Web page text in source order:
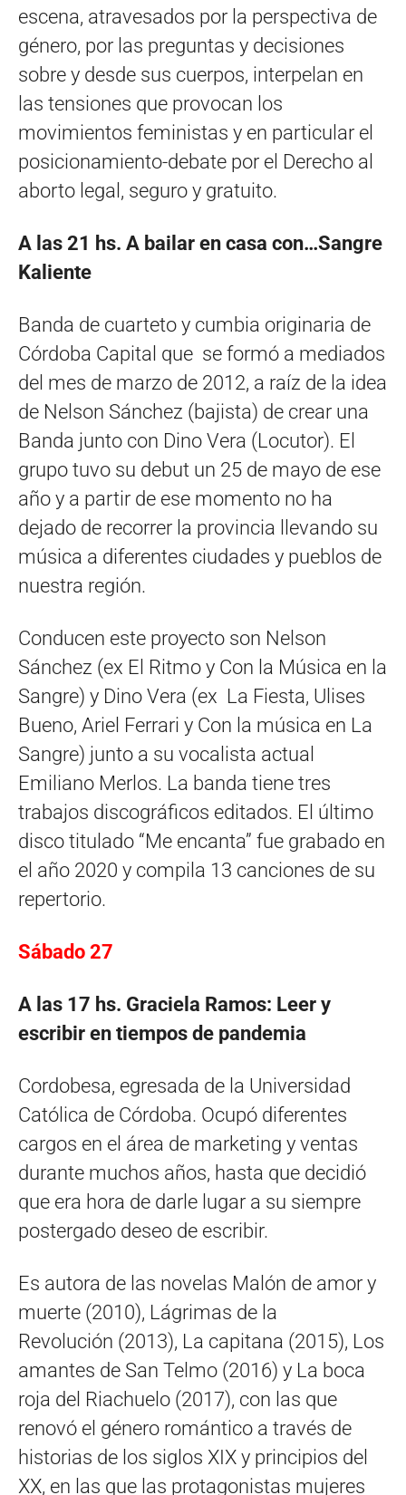
escena, atravesados por la perspectiva de
género, por las preguntas y decisiones
sobre y desde sus cuerpos, interpelan en
las tensiones que provocan los
movimientos feministas y en particular el
posicionamiento-debate por el Derecho al
aborto legal, seguro y gratuito.
A las 21 hs. A bailar en casa con…Sangre
Kaliente
Banda de cuarteto y cumbia originaria de
Córdoba Capital que se formó a mediados
del mes de marzo de 2012, a raíz de la idea
de Nelson Sánchez (bajista) de crear una
Banda junto con Dino Vera (Locutor). El
grupo tuvo su debut un 25 de mayo de ese
año y a partir de ese momento no ha
dejado de recorrer la provincia llevando su
música a diferentes ciudades y pueblos de
nuestra región.
Conducen este proyecto son Nelson
Sánchez (ex El Ritmo y Con la Música en la
Sangre) y Dino Vera (ex La Fiesta, Ulises
Bueno, Ariel Ferrari y Con la música en La
Sangre) junto a su vocalista actual
Emiliano Merlos. La banda tiene tres
trabajos discográficos editados. El último
disco titulado “Me encanta” fue grabado en
el año 2020 y compila 13 canciones de su
repertorio.
Sábado 27
A las 17 hs. Graciela Ramos: Leer y
escribir en tiempos de pandemia
Cordobesa, egresada de la Universidad
Católica de Córdoba. Ocupó diferentes
cargos en el área de marketing y ventas
durante muchos años, hasta que decidió
que era hora de darle lugar a su siempre
postergado deseo de escribir.
Es autora de las novelas Malón de amor y
muerte (2010), Lágrimas de la
Revolución (2013), La capitana (2015), Los
amantes de San Telmo (2016) y La boca
roja del Riachuelo (2017), con las que
renovó el género romántico a través de
historias de los siglos XIX y principios del
XX, en las que las protagonistas mujeres